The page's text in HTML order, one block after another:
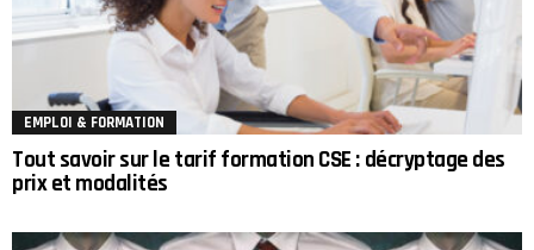
EMPLOI & FORMATION
Tout savoir sur le tarif formation CSE : décryptage des
prix et modalités